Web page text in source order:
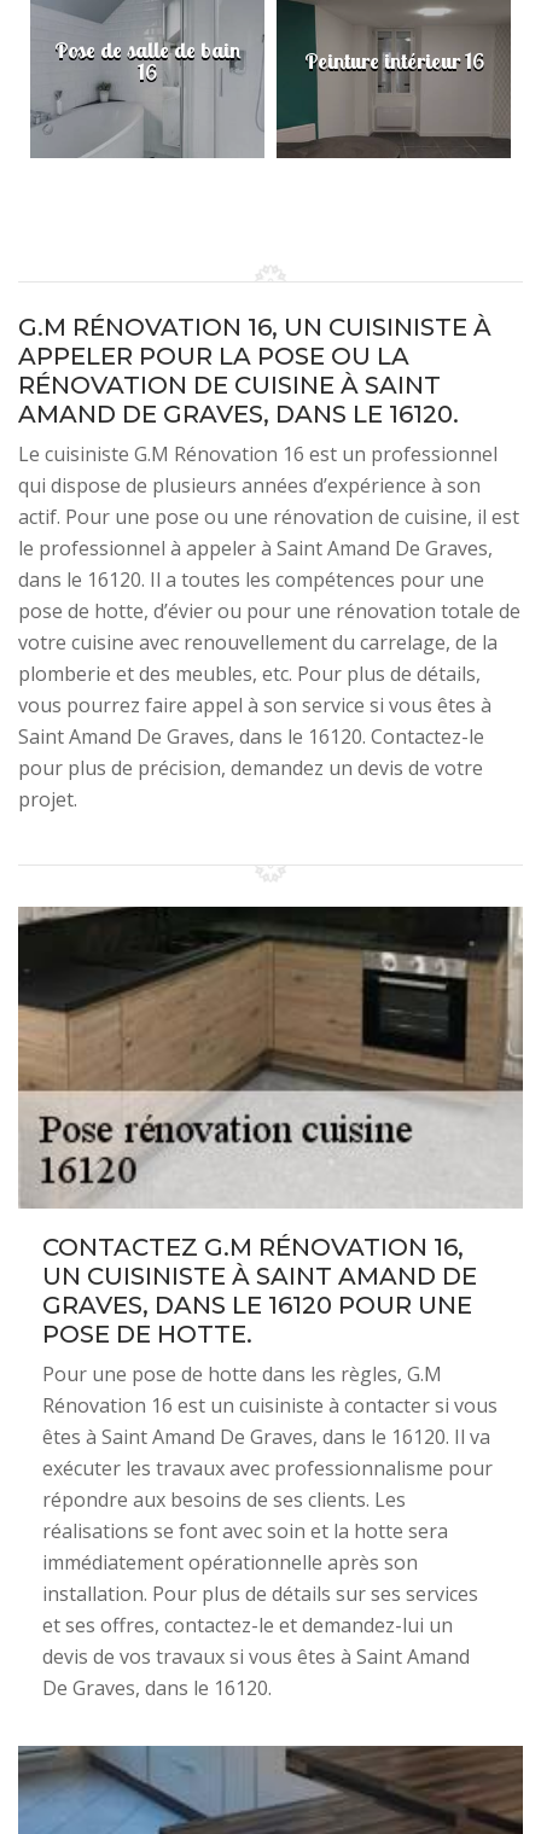
Pose de salle de bain
16 Peinture intérieur 16
G.M RÉNOVATION 16, UN CUISINISTE À
APPELER POUR LA POSE OU LA
RÉNOVATION DE CUISINE À SAINT
AMAND DE GRAVES, DANS LE 16120.
Le cuisiniste G.M Rénovation 16 est un professionnel
qui dispose de plusieurs années d’expérience à son
actif. Pour une pose ou une rénovation de cuisine, il est
le professionnel à appeler à Saint Amand De Graves,
dans le 16120. Il a toutes les compétences pour une
pose de hotte, d’évier ou pour une rénovation totale de
votre cuisine avec renouvellement du carrelage, de la
plomberie et des meubles, etc. Pour plus de détails,
vous pourrez faire appel à son service si vous êtes à
Saint Amand De Graves, dans le 16120. Contactez-le
pour plus de précision, demandez un devis de votre
projet.
CONTACTEZ G.M RÉNOVATION 16,
UN CUISINISTE À SAINT AMAND DE
GRAVES, DANS LE 16120 POUR UNE
POSE DE HOTTE.
Pour une pose de hotte dans les règles, G.M
Rénovation 16 est un cuisiniste à contacter si vous
êtes à Saint Amand De Graves, dans le 16120. Il va
exécuter les travaux avec professionnalisme pour
répondre aux besoins de ses clients. Les
réalisations se font avec soin et la hotte sera
immédiatement opérationnelle après son
installation. Pour plus de détails sur ses services
et ses offres, contactez-le et demandez-lui un
devis de vos travaux si vous êtes à Saint Amand
De Graves, dans le 16120.